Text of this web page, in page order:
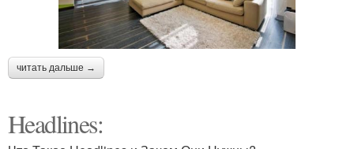
читать дальше →
Headlines: